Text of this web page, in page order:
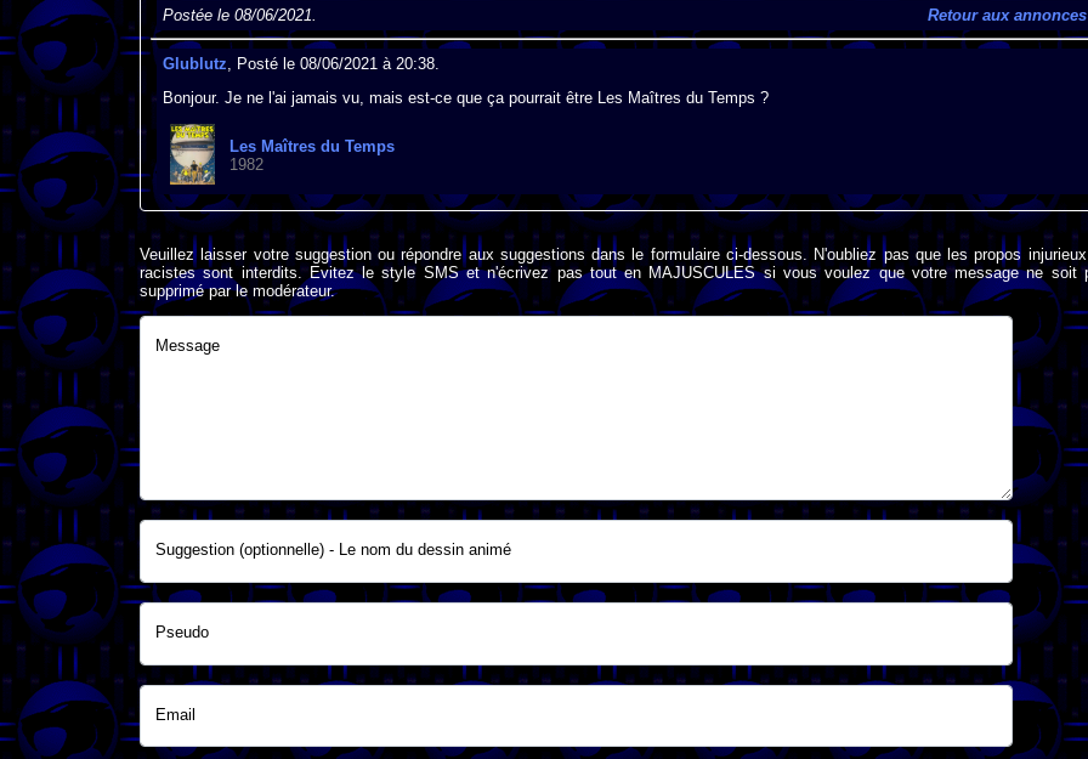
Postée le 08/06/2021. Retour aux annonces
Glublutz, Posté le 08/06/2021 à 20:38.
Bonjour. Je ne l'ai jamais vu, mais est-ce que ça pourrait être Les Maîtres du Temps ?
Les Maîtres du Temps
1982
Veuillez laisser votre suggestion ou répondre aux suggestions dans le formulaire ci-dessous. N'oubliez pas que les propos
racistes sont interdits. Evitez le style SMS et n'écrivez pas tout en MAJUSCULES si vous voulez que votre message ne soit
supprimé par le modérateur.
Message
Suggestion (optionnelle) - Le nom du dessin animé
Pseudo
Email